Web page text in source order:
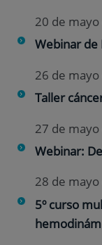
20 de
Webinar de
26 de
Taller
27 de
Webinar:
28 de
5º curso